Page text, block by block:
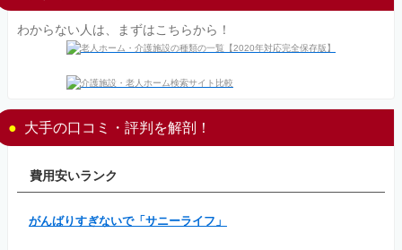
わからない人は、まずはこちらから！
大手の口コミ・評判を解剖！
費用安いランク
がんばりすぎないで「サニーライフ」